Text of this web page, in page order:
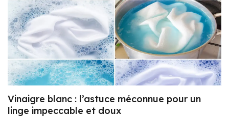
Vinaigre blanc : l’astuce méconnue pour un
linge impeccable et doux